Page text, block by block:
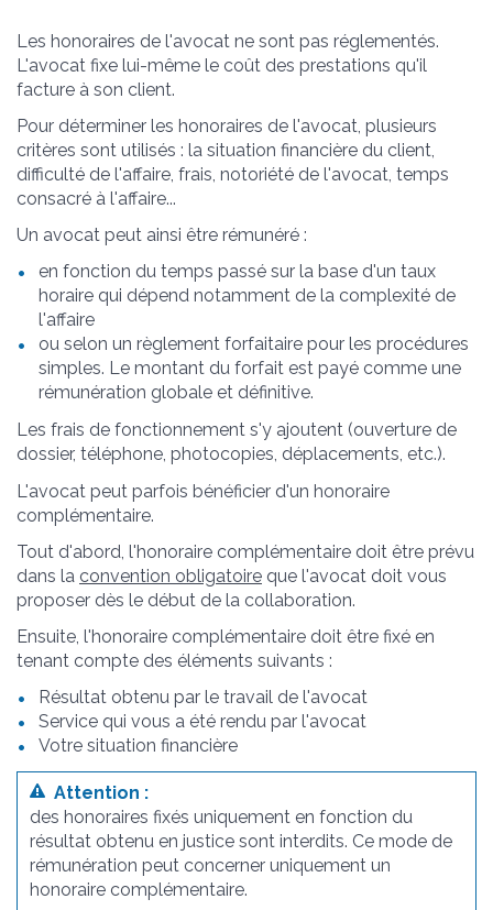
Les honoraires de l'avocat ne sont pas réglementés.
L'avocat fixe lui-même le coût des prestations qu'il
facture à son client.
Pour déterminer les honoraires de l'avocat, plusieurs
critères sont utilisés : la situation financière du client,
difficulté de l'affaire, frais, notoriété de l'avocat, temps
consacré à l'affaire...
Un avocat peut ainsi être rémunéré :
en fonction du temps passé sur la base d'un taux
horaire qui dépend notamment de la complexité de
l'affaire
ou selon un règlement forfaitaire pour les procédures
simples. Le montant du forfait est payé comme une
rémunération globale et définitive.
Les frais de fonctionnement s'y ajoutent (ouverture de
dossier, téléphone, photocopies, déplacements, etc.).
L'avocat peut parfois bénéficier d'un honoraire
complémentaire.
Tout d'abord, l'honoraire complémentaire doit être prévu
dans la convention obligatoire que l'avocat doit vous
proposer dès le début de la collaboration.
Ensuite, l'honoraire complémentaire doit être fixé en
tenant compte des éléments suivants :
Résultat obtenu par le travail de l'avocat
Service qui vous a été rendu par l'avocat
Votre situation financière
Attention :
des honoraires fixés uniquement en fonction du
résultat obtenu en justice sont interdits. Ce mode de
rémunération peut concerner uniquement un
honoraire complémentaire.